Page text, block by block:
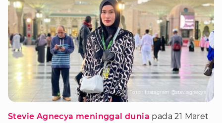
Foto : Instagram @steviagnecya
Stevie Agnecya meninggal dunia pada 21 Maret